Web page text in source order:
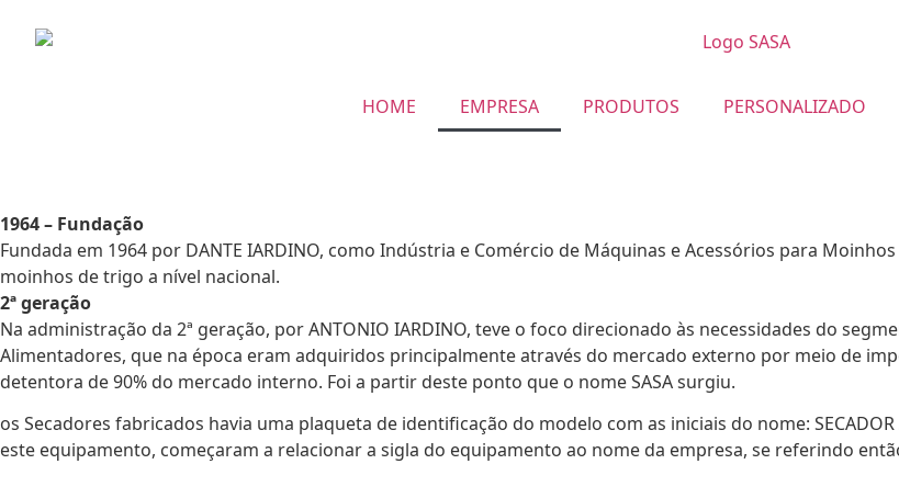
HOME EMPRESA PRODUTOS PERSONALIZADO
1964 – Fundação
Fundada em 1964 por DANTE IARDINO, como Indústria e Comércio de Máquinas e Acessórios para
moinhos de trigo a nível nacional.
2ª geração
Na administração da 2ª geração, por ANTONIO IARDINO, teve o foco direcionado às necessidades do
Alimentadores, que na época eram adquiridos principalmente através do mercado externo por meio de
detentora de 90% do mercado interno. Foi a partir deste ponto que o nome SASA surgiu.
os Secadores fabricados havia uma plaqueta de identificação do modelo com as iniciais do nome: SECADOR
este equipamento, começaram a relacionar a sigla do equipamento ao nome da empresa, se referindo